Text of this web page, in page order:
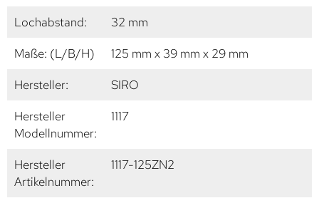
Lochabstand:
32 mm
Maße: (L/B/H)
125 mm x 39 mm x 29 mm
Hersteller:
SIRO
Hersteller
Modellnummer:
1117
Hersteller
Artikelnummer:
1117-125ZN2